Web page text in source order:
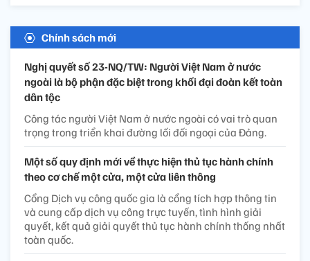
Chính sách mới
Nghị quyết số 23-NQ/TW: Người Việt Nam ở nước
ngoài là bộ phận đặc biệt trong khối đại đoàn kết toàn
dân tộc
Công tác người Việt Nam ở nước ngoài có vai trò quan
trọng trong triển khai đường lối đối ngoại của Đảng.
Một số quy định mới về thực hiện thủ tục hành chính
theo cơ chế một cửa, một cửa liên thông
Cổng Dịch vụ công quốc gia là cổng tích hợp thông tin
và cung cấp dịch vụ công trực tuyến, tình hình giải
quyết, kết quả giải quyết thủ tục hành chính thống nhất
toàn quốc.